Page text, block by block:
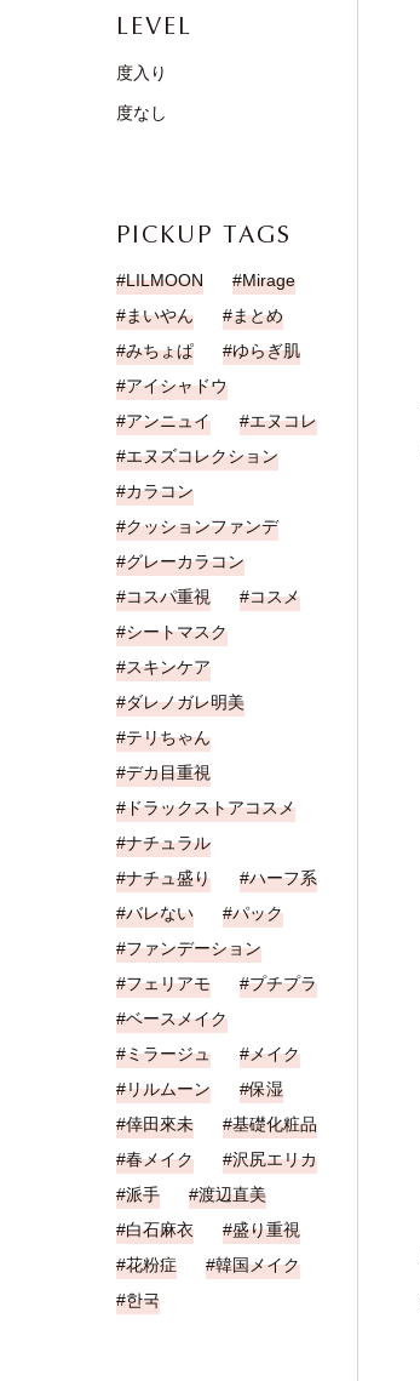
LEVEL
度入り
度なし
PICKUP TAGS
LILMOON
Mirage
まいやん
まとめ
みちょぱ
ゆらぎ肌
アイシャドウ
アンニュイ
エヌコレ
エヌズコレクション
カラコン
クッションファンデ
グレーカラコン
コスパ重視
コスメ
シートマスク
スキンケア
ダレノガレ明美
テリちゃん
デカ目重視
ドラックストアコスメ
ナチュラル
ナチュ盛り
ハーフ系
バレない
パック
ファンデーション
フェリアモ
プチプラ
ベースメイク
ミラージュ
メイク
リルムーン
保湿
倖田來未
基礎化粧品
春メイク
沢尻エリカ
派手
渡辺直美
白石麻衣
盛り重視
花粉症
韓国メイク
한국